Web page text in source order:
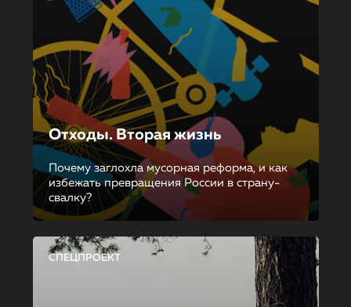
Отходы. Вторая жизнь
Почему заглохла мусорная реформа, и как
избежать превращения России в страну-
свалку?
СПЕЦПРОЕКТ